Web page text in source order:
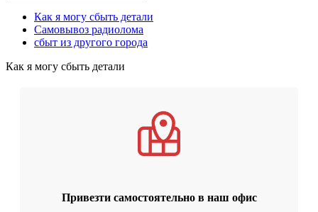
Как я могу сбыть детали
Самовывоз радиолома
сбыт из другого города
Как я могу сбыть детали
Привезти самостоятельно в наш офис